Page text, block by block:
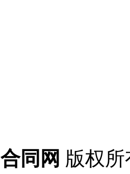
合同网 版权所